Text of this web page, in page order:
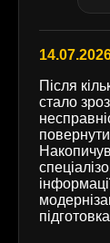
Після
стало